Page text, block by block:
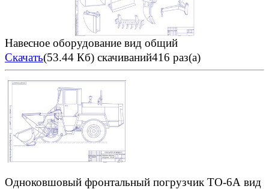
Навесное оборудование вид общий
Скачать(53.44 Кб) скачиваний416 раз(а)
Одноковшовый фронтальный погрузчик ТО-6А вид